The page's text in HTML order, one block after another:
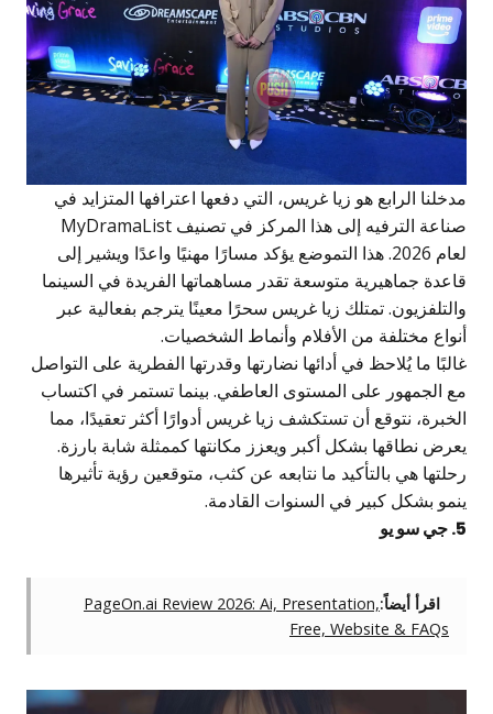
الرابع هو زيا غريس، التي دفعها اعترافها المتزايد في
صناعة الترفيه إلى هذا المركز في تصنيف MyDramaList
لعام 2026. هذا التموضع يؤكد مسارًا مهنيًا واعدًا ويشير إلى
جماهيرية متوسعة تقدر مساهماتها الفريدة في السينما
تمتلك زيا غريس سحرًا معينًا يترجم بفعالية عبر
مختلفة من الأفلام وأنماط الشخصيات.
ما يُلاحظ في أدائها نضارتها وقدرتها الفطرية على التواصل
الجمهور على المستوى العاطفي. بينما تستمر في اكتساب
نتوقع أن تستكشف زيا غريس أدوارًا أكثر تعقيدًا، مما
نطاقها بشكل أكبر ويعزز مكانتها كممثلة شابة بارزة.
هي بالتأكيد ما نتابعه عن كثب، متوقعين رؤية تأثيرها
بشكل كبير في السنوات القادمة.
اقرأ أيضاً: PageOn.ai Review 2026: Ai, Presentation,
Free, Website & FAQs